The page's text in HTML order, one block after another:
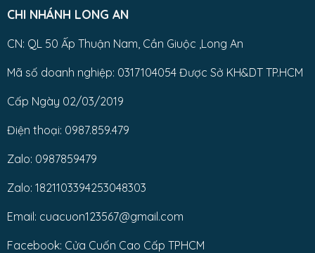
CHI NHÁNH LONG AN
CN: QL 50 Ấp Thuận Nam, Cần Giuộc ,Long An
Mã số doanh nghiệp: 0317104054 Được Sở KH&DT TP.HCM
Cấp Ngày 02/03/2019
Điện thoại: 0987.859.479
Zalo: 0987859479
Zalo: 1821103394253048303
Email: cuacuon123567@gmail.com
Facebook: Cửa Cuốn Cao Cấp TPHCM